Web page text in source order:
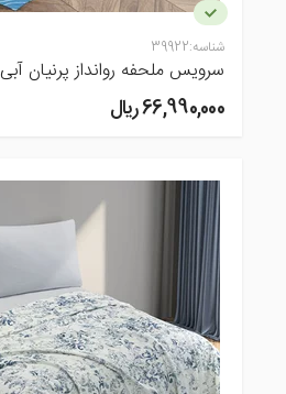
شناسه:39922
سرویس ملحفه روانداز پرنیان آبی
66,990,000 ريال